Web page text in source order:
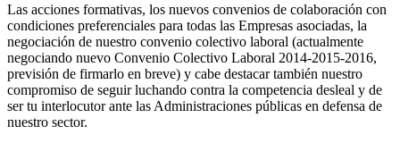
Las acciones formativas, los nuevos convenios de colaboración con
condiciones preferenciales para todas las Empresas asociadas, la
negociación de nuestro convenio colectivo laboral (actualmente
negociando nuevo Convenio Colectivo Laboral 2014-2015-2016,
previsión de firmarlo en breve) y cabe destacar también nuestro
compromiso de seguir luchando contra la competencia desleal y de
ser tu interlocutor ante las Administraciones públicas en defensa de
nuestro sector.